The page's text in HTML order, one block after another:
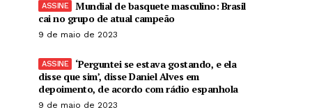
Mundial de basquete masculino: Brasil
cai no grupo de atual campeão
9 de maio de 2023
‘Perguntei se estava gostando, e ela
disse que sim’, disse Daniel Alves em
depoimento, de acordo com rádio espanhola
9 de maio de 2023